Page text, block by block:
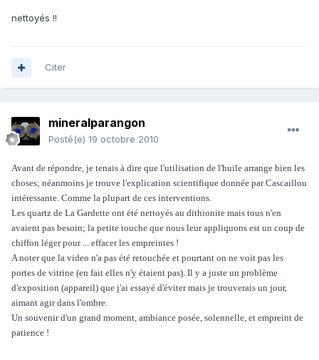
nettoyés !!
Citer
mineralparangon
Posté(e) 19 octobre 2010
Avant de répondre, je tenais à dire que l'utilisation de l'huile arrange bien les
choses; néanmoins je trouve l'explication scientifique donnée par Cascaillou
intéressante. Comme la plupart de ces interventions.
Les quartz de La Gardette ont été nettoyés au dithionite mais tous n'en
avaient pas besoin; la petite touche que nous leur appliquons est un coup de
chiffon léger pour ... effacer les empreintes !
A noter que la video n'a pas été retouchée et pourtant on ne voit pas les
portes de vitrine (en fait elles n'y étaient pas). Il y a juste un problème
d'exposition (appareil) que j'ai essayé d'éviter mais je trouverais un jour,
aimant agir dans l'ombre.
Un souvenir d'un grand moment, ambiance posée, solennelle, et empreint de
patience !